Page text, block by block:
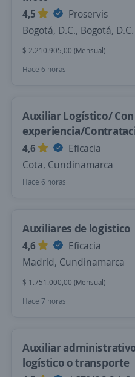
4,5
Proservis
Bogotá, D.C., Bogotá, D.C.
$ 2.210.905,00 (Mensual)
Hace 6 horas
Auxiliar Logístico/
experiencia/
4,6
Eficacia
Cota, Cundinamarca
Hace 6 horas
Auxiliares de logistico
4,6
Eficacia
Madrid, Cundinamarca
$ 1.751.000,00 (Mensual)
Hace 7 horas
Auxiliar
logístico o transporte